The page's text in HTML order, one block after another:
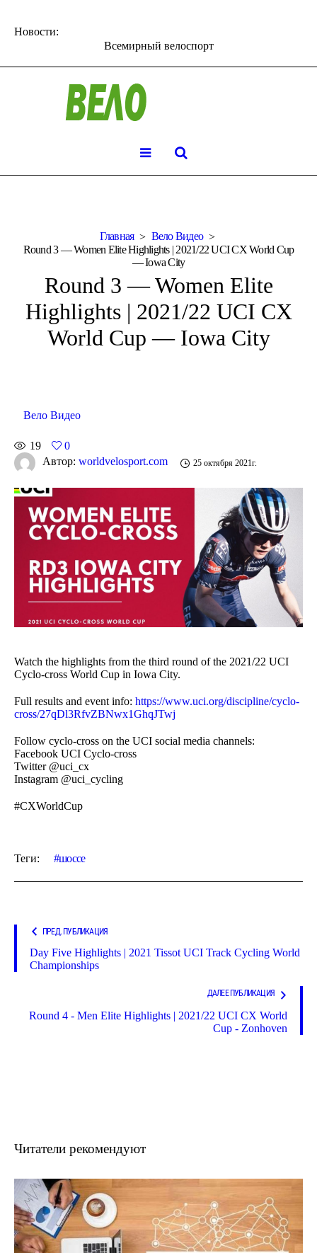
Новости:
Всемирный велоспорт
Главная
Вело Видео
Round 3 — Women Elite Highlights | 2021/22 UCI CX World Cup
— Iowa City
Round 3 — Women Elite
Highlights | 2021/22 UCI CX
World Cup — Iowa City
Вело Видео
19
0
Автор: worldvelosport.com 25 октября 2021г.
Watch the highlights from the third round of the 2021/22 UCI
Cyclo-cross World Cup in Iowa City.
Full results and event info: https://www.uci.org/discipline/cyclo-
cross/27qDl3RfvZBNwx1GhqJTwj
Follow cyclo-cross on the UCI social media channels:
Facebook UCI Cyclo-cross
Twitter @uci_cx
Instagram @uci_cycling
#CXWorldCup
Теги: шоссе
ПРЕД. ПУБЛИКАЦИЯ
Day Five Highlights | 2021 Tissot UCI Track Cycling World
Championships
ДАЛЕЕ ПУБЛИКАЦИЯ
Round 4 - Men Elite Highlights | 2021/22 UCI CX World
Cup - Zonhoven
Читатели рекомендуют